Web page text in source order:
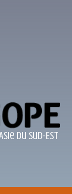
du Sud-Est